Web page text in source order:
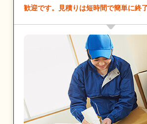
歓迎です。見積りは短時間で簡単に終了